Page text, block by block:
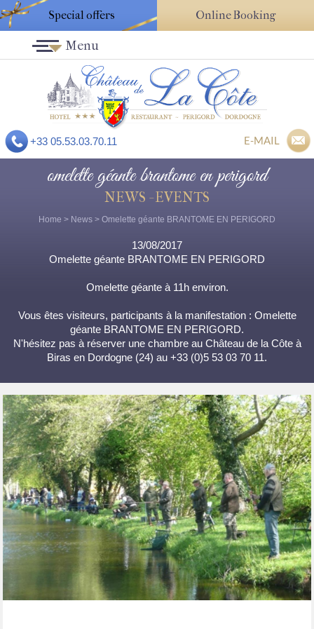
Special offers Online Booking
+33 05.53.03.70.11 E-MAIL
Menu
omelette géante brantome en perigord
NEWS - EVENTS
Home > News > Omelette géante BRANTOME EN PERIGORD
13/08/2017
Omelette géante BRANTOME EN PERIGORD
Omelette géante à 11h environ.
Vous êtes visiteurs, participants à la manifestation : Omelette
géante BRANTOME EN PERIGORD.
N'hésitez pas à réserver une chambre au Château de la Côte à
Biras en Dordogne (24) au +33 (0)5 53 03 70 11.